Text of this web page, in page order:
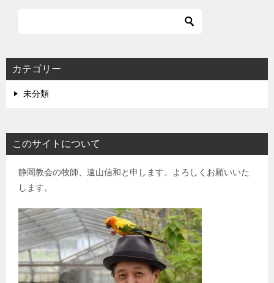
カテゴリー
未分類
このサイトについて
静岡教会の牧師、遠山信和と申します。よろしくお願いいた
します。